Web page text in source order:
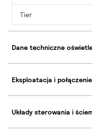
Tier
Dane techniczne
Eksploatacja i
Układy sterowania i